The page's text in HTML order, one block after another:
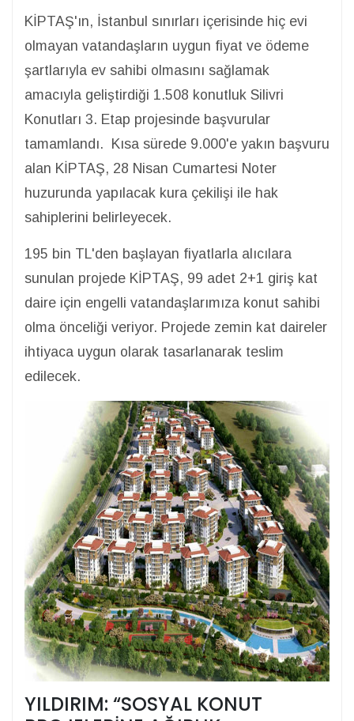
KİPTAŞ'ın, İstanbul sınırları içerisinde hiç evi
olmayan vatandaşların uygun fiyat ve ödeme
şartlarıyla ev sahibi olmasını sağlamak
amacıyla geliştirdiği 1.508 konutluk Silivri
Konutları 3. Etap projesinde başvurular
tamamlandı. Kısa sürede 9.000'e yakın başvuru
alan KİPTAŞ, 28 Nisan Cumartesi Noter
huzurunda yapılacak kura çekilişi ile hak
sahiplerini belirleyecek.
195 bin TL'den başlayan fiyatlarla alıcılara
sunulan projede KİPTAŞ, 99 adet 2+1 giriş kat
daire için engelli vatandaşlarımıza konut sahibi
olma önceliği veriyor. Projede zemin kat daireler
ihtiyaca uygun olarak tasarlanarak teslim
edilecek.
YILDIRIM: “SOSYAL KONUT